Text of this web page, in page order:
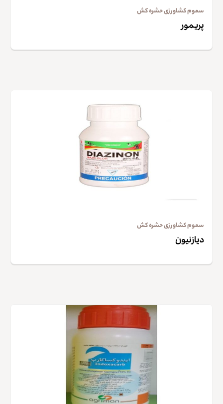
سموم کشاورزی حشره کش
پریمور
سموم کشاورزی حشره کش
دیازنیون